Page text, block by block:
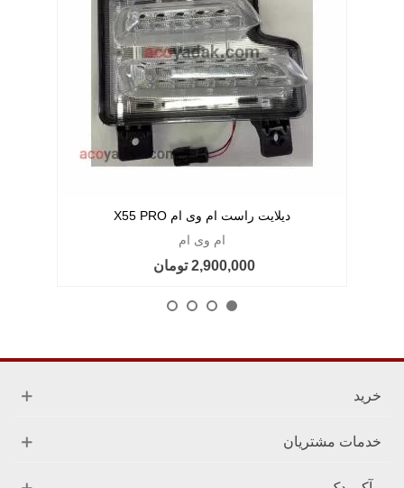
دیلایت راست ام وی ام X55 PRO
ام وی ام
2,900,000 تومان
خرید
خدمات مشتریان